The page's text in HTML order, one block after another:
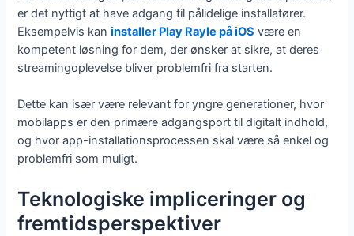
er det nyttigt at have adgang til pålidelige installatører.
Eksempelvis kaninstaller Play Rayle på iOS være en
kompetent løsning for dem, der ønsker at sikre, at deres
streamingoplevelse bliver problemfri fra starten.
Dette kan især være relevant for yngre generationer, hvor
mobilapps er den primære adgangsport til digitalt indhold,
og hvor app-installationsprocessen skal være så enkel og
problemfri som muligt.
Teknologiske impliceringer og
fremtidsperspektiver